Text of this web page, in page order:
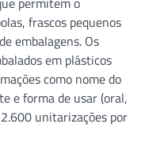
frascos pequenos
embalagens. Os
em plásticos
como nome do
e forma de usar (oral,
unitarizações por